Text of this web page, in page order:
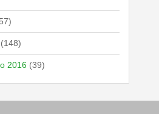
(148)
2016 (39)